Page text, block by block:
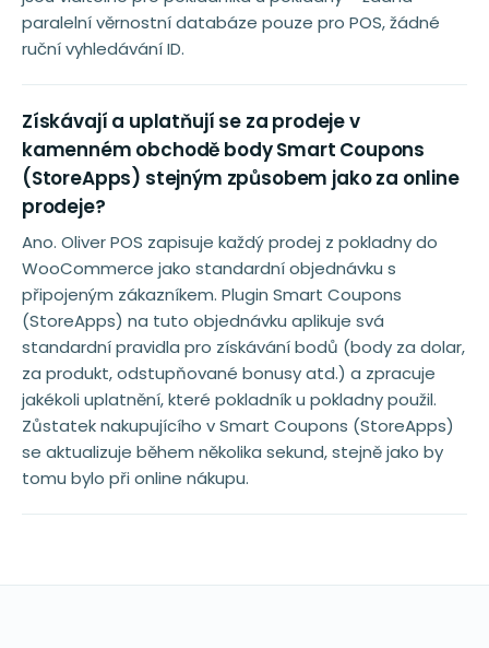
paralelní věrnostní databáze pouze pro POS, žádné
ruční vyhledávání ID.
Získávají a uplatňují se za prodeje v
kamenném obchodě body Smart Coupons
(StoreApps) stejným způsobem jako za online
prodeje?
Ano. Oliver POS zapisuje každý prodej z pokladny do
WooCommerce jako standardní objednávku s
připojeným zákazníkem. Plugin Smart Coupons
(StoreApps) na tuto objednávku aplikuje svá
standardní pravidla pro získávání bodů (body za dolar,
za produkt, odstupňované bonusy atd.) a zpracuje
jakékoli uplatnění, které pokladník u pokladny použil.
Zůstatek nakupujícího v Smart Coupons (StoreApps)
se aktualizuje během několika sekund, stejně jako by
tomu bylo při online nákupu.